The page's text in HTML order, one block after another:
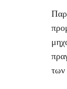
των